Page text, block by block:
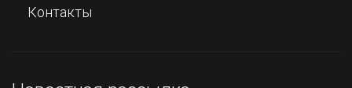
Контакты